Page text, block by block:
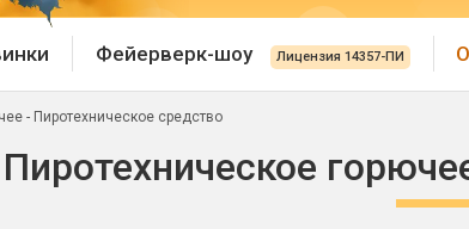
Хлопушки и
Фейерверк-шоу Лицензия 14357-ПИ
- Пиротехническое средство
Пиротехническое